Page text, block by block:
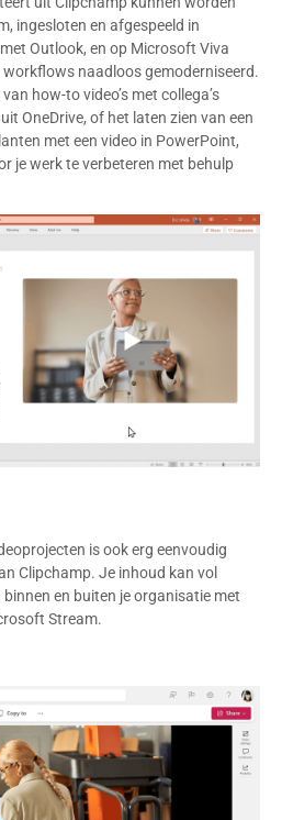
ingesloten en afgespeeld in
Outlook, en op Microsoft Viva
naadloos gemoderniseerd.
how-to video’s met collega’s
OneDrive, of het laten zien van een
met een video in PowerPoint,
je werk te verbeteren met behulp
is ook erg eenvoudig
Clipchamp. Je inhoud kan vol
en buiten je organisatie met
Stream.